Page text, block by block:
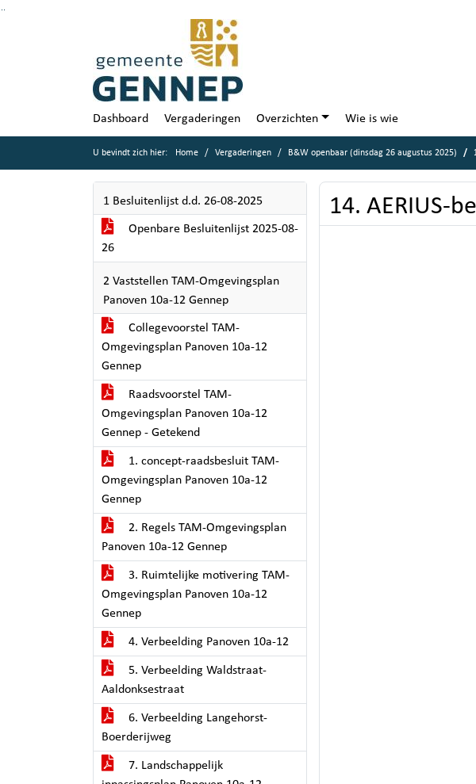
Dashboard Vergaderingen Overzichten Wie is wie
U bevindt zich hier: Home Vergaderingen B&W openbaar (dinsdag 26 augustus 2025)
1 Besluitenlijst d.d. 26-08-2025
Openbare Besluitenlijst 2025-08-
26
2 Vaststellen TAM-Omgevingsplan
Panoven 10a-12 Gennep
Collegevoorstel TAM-
Omgevingsplan Panoven 10a-12
Gennep
Raadsvoorstel TAM-
Omgevingsplan Panoven 10a-12
Gennep - Getekend
1. concept-raadsbesluit TAM-
Omgevingsplan Panoven 10a-12
Gennep
2. Regels TAM-Omgevingsplan
Panoven 10a-12 Gennep
3. Ruimtelijke motivering TAM-
Omgevingsplan Panoven 10a-12
Gennep
4. Verbeelding Panoven 10a-12
5. Verbeelding Waldstraat-
Aaldonksestraat
6. Verbeelding Langehorst-
Boerderijweg
7. Landschappelijk
14. AERIUS-